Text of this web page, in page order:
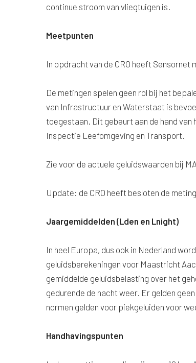
continue stroom van vliegtuigen is.
Meetpunten
In opdracht van de CRO heeft
De metingen spelen geen rol bij het
van Infrastructuur en Waterstaat is
toegestaan. Dit gebeurt aan de hand
Inspectie Leefomgeving en Transport.
Zie voor de actuele geluidswaarden bij
Update: de CRO heeft besloten de
Jaargemiddelden (Lden en Lnight)
In heel Europa, dus ook in Nederland
geluidsberekeningen voor Maastricht
gemiddelde geluidsbelasting over het
gedurende de nacht weer. Er gelden
normen gelden voor piekgeluiden voor
Handhavingspunten